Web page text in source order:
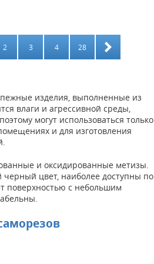
2 3 4 28
изделия, выполненные из
влаги и агрессивной среды,
могут использоваться только
и для изготовления
и оксидированные метизы.
цвет, наиболее доступны по
поверхностью с небольшим